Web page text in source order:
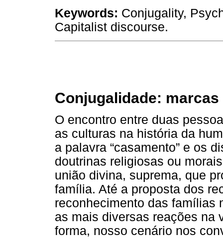
Keywords: Conjugality,
Capitalist discourse.
Conjugalidade:
O encontro entre duas
as culturas na história da
a palavra “casamento” e os
doutrinas religiosas ou
união divina, suprema, que
família. Até a proposta dos
reconhecimento das famílias
as mais diversas reações na
forma, nosso cenário nos